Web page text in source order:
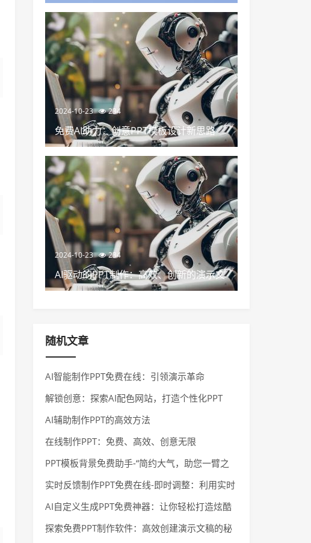
2024-10-23 234
免费AI助力：创意PPT模板设计新思路
2024-10-23 234
AI驱动的PPT制作：高效、创新的演示文
稿设计
随机文章
AI智能制作PPT免费在线：引领演示革命
解锁创意：探索AI配色网站，打造个性化PPT
AI辅助制作PPT的高效方法
在线制作PPT：免费、高效、创意无限
PPT模板背景免费助手-“简约大气，助您一臂之
力”
实时反馈制作PPT免费在线-即时调整：利用实时
反馈优化PPT演示
AI自定义生成PPT免费神器：让你轻松打造炫酷
演示！
探索免费PPT制作软件：高效创建演示文稿的秘